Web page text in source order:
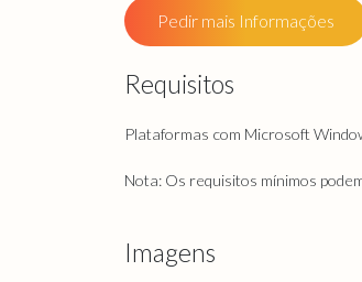
Pedir mais Informações
Requisitos
Plataformas com Microsoft
Nota: Os requisitos mínimos
Imagens